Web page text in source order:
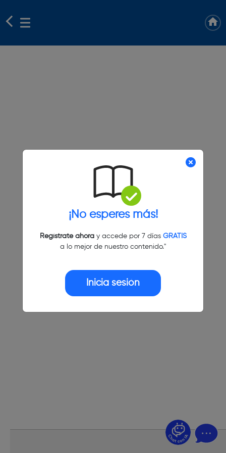
¡No esperes más!
Regístrate ahoray accede por 7 días GRATIS
a lo mejor de nuestro contenido."
Inicia sesión